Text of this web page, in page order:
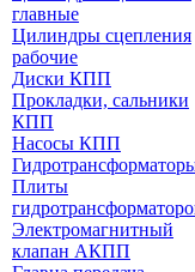
главные
Цилиндры сцепления
рабочие
Диски КПП
Прокладки, сальники
КПП
Насосы КПП
Плиты
Электромагнитный
клапан АКПП